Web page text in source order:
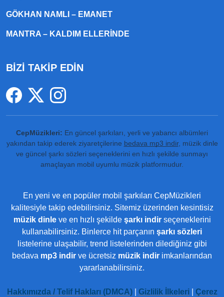
GÖKHAN NAMLI – EMANET
MANTRA – KALDIM ELLERINDE
BİZİ TAKİP EDİN
CepMüzikleri: En güncel şarkıları, yerli ve yabancı albümleri
yakından takip ederek ziyaretçilerine bedava mp3 indir, müzik dinle
ve güncel şarkı sözleri seçeneklerini en hızlı şekilde sunmayı
amaçlayan mobil uyumlu müzik platformudur.
En yeni ve en popüler mobil şarkıları CepMüzikleri
kalitesiyle takip edebilirsiniz. Sitemiz üzerinden kesintisiz
müzik dinleve en hızlı şekilde şarkı indirseçeneklerini
kullanabilirsiniz. Binlerce hit parçanın şarkı sözleri
listelerine ulaşabilir, trend listelerinden dilediğiniz gibi
bedava mp3 indir ve ücretsiz müzik indir imkanlarından
yararlanabilirsiniz.
Hakkımızda / Telif Hakları (DMCA)| Gizlilik İlkeleri| Çerez